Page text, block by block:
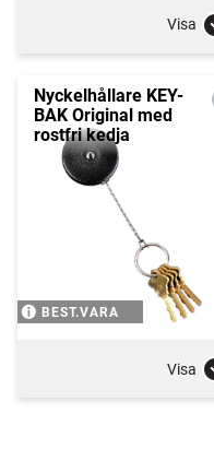
Visa
Nyckelhållare KEY-
BAK Original med
rostfri kedja
BEST.VARA
Visa